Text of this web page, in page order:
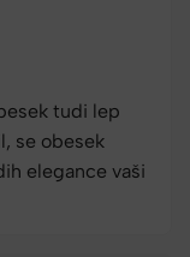
tudi lep
se obesek
elegance vaši